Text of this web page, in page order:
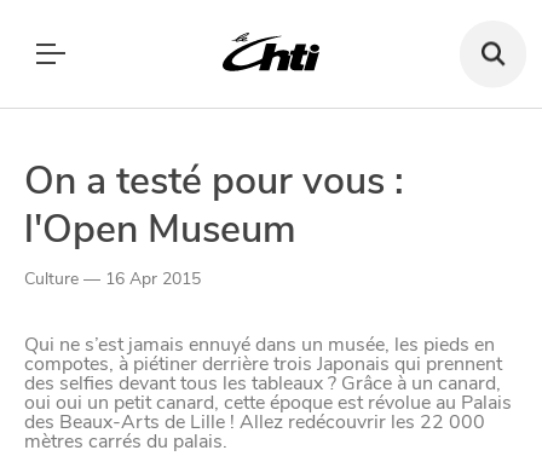
bar,
SORTIR
SE DIVERTIR
CHTITE CANAILLE
VIVRE
BLOG
On a testé pour vous :
l'Open Museum
Culture — 16 Apr 2015
Qui ne s’est jamais ennuyé dans un musée, les pieds en
compotes, à piétiner derrière trois Japonais qui prennent
des selfies devant tous les tableaux ? Grâce à un canard,
oui oui un petit canard, cette époque est révolue au Palais
des Beaux-Arts de Lille ! Allez redécouvrir les 22 000
mètres carrés du palais.
SE DIVERTIR
SORTIR
VIVRE
Paramètres de confidentialité
Google Analytics
Google Maps